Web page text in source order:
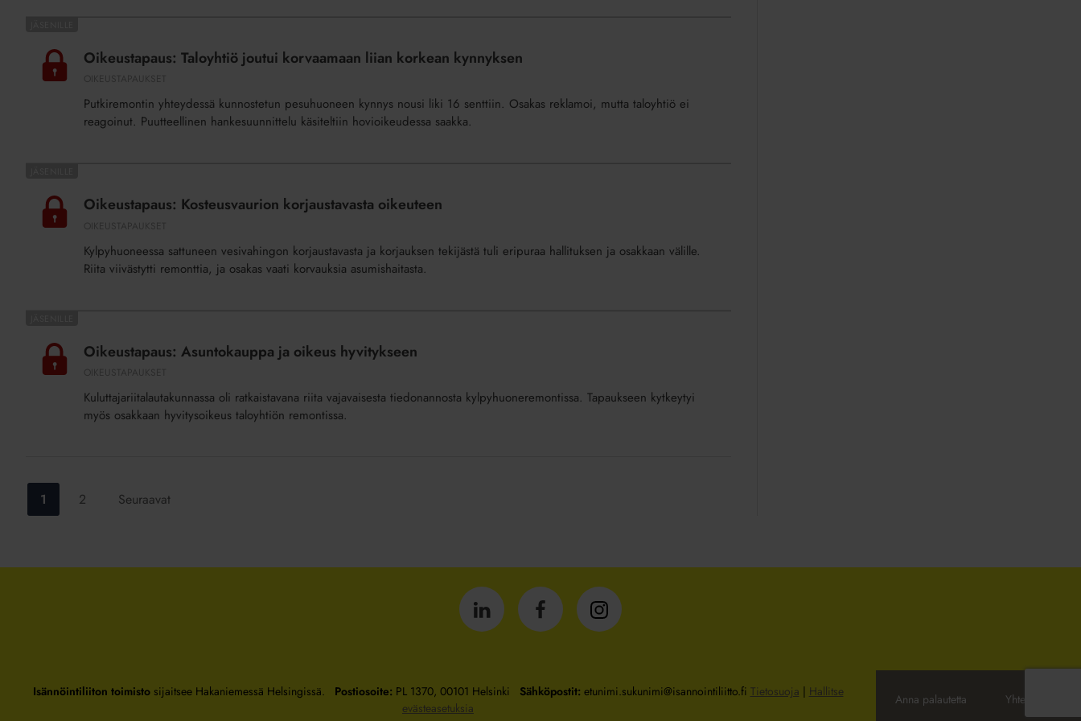
Taloyhtiö
joutui
korvaamaan
Oikeustapaus: Taloyhtiö joutui korvaamaan liian korkean kynnyksen
Putkiremontin yhteydessä kunnostetun pesuhuoneen kynnys nousi liki 16 senttiin. Osakas reklamoi, mutta taloyhtiö ei
reagoinut. Puutteellinen hankesuunnittelu käsiteltiin hovioikeudessa saakka.
Kosteusvaurion
korjaustavasta
oikeuteen
Oikeustapaus: Kosteusvaurion korjaustavasta oikeuteen
Kylpyhuoneessa sattuneen vesivahingon korjaustavasta ja korjauksen tekijästä tuli eripuraa hallituksen ja osakkaan välille.
Riita viivästytti remonttia, ja osakas vaati korvauksia asumishaitasta.
Asuntokauppa
oikeus
Oikeustapaus: Asuntokauppa ja oikeus hyvitykseen
Kuluttajariitalautakunnassa oli ratkaistavana riita vajavaisesta tiedonannosta kylpyhuoneremontissa. Tapaukseen kytkeytyi
myös osakkaan hyvitysoikeus taloyhtiön remontissa.
Siirry
sivulle:
1
Siirry
2 Seuraavat
Isännöintiliitto
LinkedInissä
Isännöintiliitto
Facebookissa
Isännöintiliitto
Instagrammissa
Isännöintiliiton toimistosijaitsee Hakaniemessä Helsingissä. Postiosoite: PL 1370, 00101 Helsinki Sähköpostit: etunimi.sukunimi@isannointiliitto.fi Tietosuoja | Hallitse
evästeasetuksia
Anna palautetta Yhteystiedot